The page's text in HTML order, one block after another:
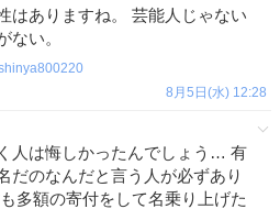
はありますね。 芸能人じゃない
ない。
8月5日(水) 12:28
人は悔しかったんでしょう… 有
だのなんだと言う人が必ずあり
多額の寄付をして名乗り上げた